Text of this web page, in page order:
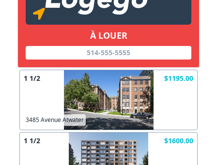
À LOUER
514-555-5555
1 1/2 $1195.00
3485 Avenue Atwater
1 1/2 $1600.00
Copier lien
X Fermer Envoyez